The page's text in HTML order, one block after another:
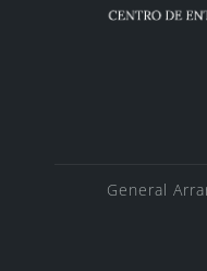
General